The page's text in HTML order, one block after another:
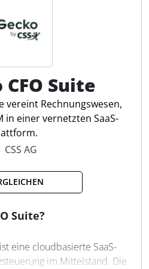
Für Steuerfachleute
Nutzen: Sie können
nachvollziehbar
Suite
vereint Rechnungswesen,
in einer vernetzten SaaS-
CSS AG
Suite?
eine cloudbasierte SaaS-
im Mittelstand. Die